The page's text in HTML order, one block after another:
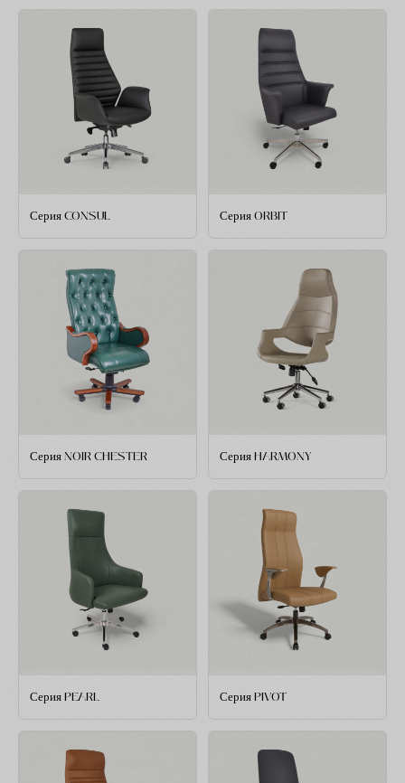
Серия CONSUL Серия ORBIT
Серия NOIR CHESTER Серия HARMONY
Серия PEARL Серия PIVOT